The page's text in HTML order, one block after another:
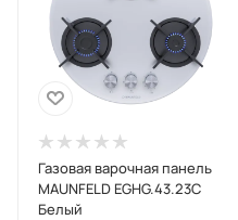
Газовая варочная панель
MAUNFELD EGHG.43.23C
Белый